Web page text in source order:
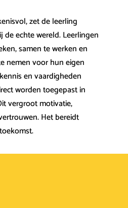
zet de leerling
de echte wereld. Leerlingen
samen te werken en
nemen voor hun eigen
en vaardigheden
worden toegepast in
vergroot motivatie,
Het bereidt